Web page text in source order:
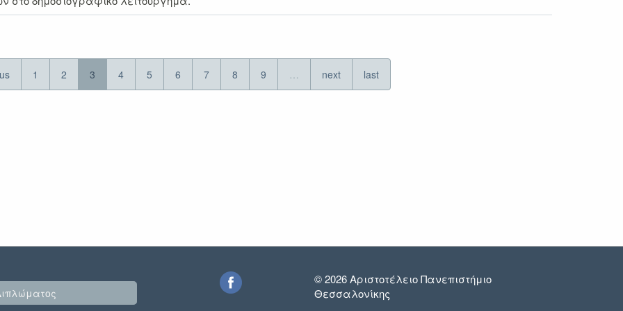
1 2 3 4 5 6 7 8 9 … next last
© 2026 Αριστοτέλειο Πανεπιστήμιο
Θεσσαλονίκης